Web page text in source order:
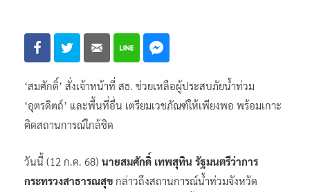
‘สมศักดิ์’ สั่งเจ้าหน้าที่ สธ. ช่วยเหลือผู้ประสบภัยน้ำท่วม
‘อุตรดิตถ์’ และพื้นที่อื่น เตรียมเวชภัณฑ์ให้เพียงพอ พร้อมเกาะ
ติดสถานการณ์ใกล้ชิด
วันนี้ (12 ก.ค. 68) นายสมศักดิ์ เทพสุทิน รัฐมนตรีว่าการ
กระทรวงสาธารณสุข กล่าวถึงสถานการณ์น้ำท่วมจังหวัด